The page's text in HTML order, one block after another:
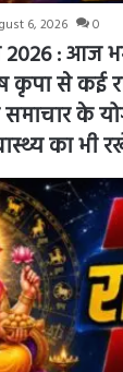
6, 2026 0
2026 : आज
कृपा से कई
समाचार के
का भी